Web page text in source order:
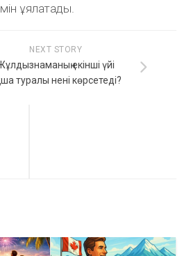
ұялатады.
NEXT STORY
екінші үйі
туралы нені көрсетеді?